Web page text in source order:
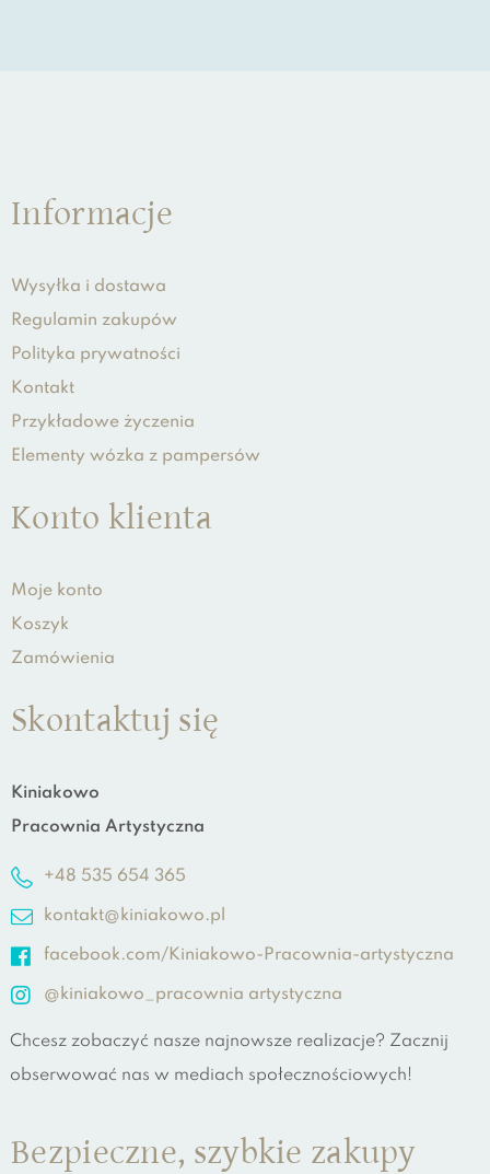
Informacje
Wysyłka i dostawa
Regulamin zakupów
Polityka prywatności
Kontakt
Przykładowe życzenia
Elementy wózka z pampersów
Konto klienta
Moje konto
Koszyk
Zamówienia
Skontaktuj się
Kiniakowo
Pracownia Artystyczna
+48 535 654 365
kontakt@kiniakowo.pl
facebook.com/Kiniakowo-Pracownia-artystyczna
@kiniakowo_pracownia artystyczna
Chcesz zobaczyć nasze najnowsze realizacje? Zacznij
obserwować nas w mediach społecznościowych!
Bezpieczne, szybkie zakupy